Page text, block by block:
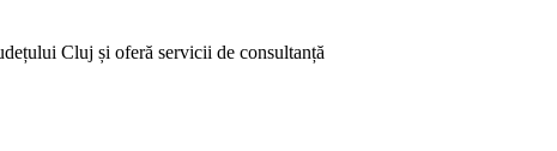
Cluj și oferă servicii de consultanță